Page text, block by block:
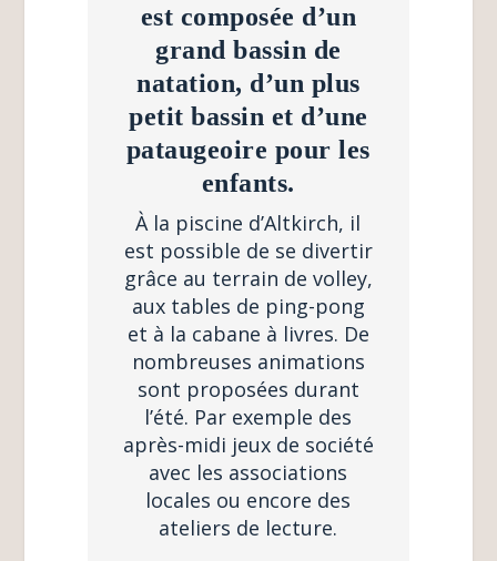
est composée d’un
grand bassin de
natation, d’un plus
petit bassin et d’une
pataugeoire pour les
enfants.
À la piscine d’Altkirch, il
est possible de se divertir
grâce au terrain de volley,
aux tables de ping-pong
et à la cabane à livres. De
nombreuses animations
sont proposées durant
l’été. Par exemple des
après-midi jeux de société
avec les associations
locales ou encore des
ateliers de lecture.